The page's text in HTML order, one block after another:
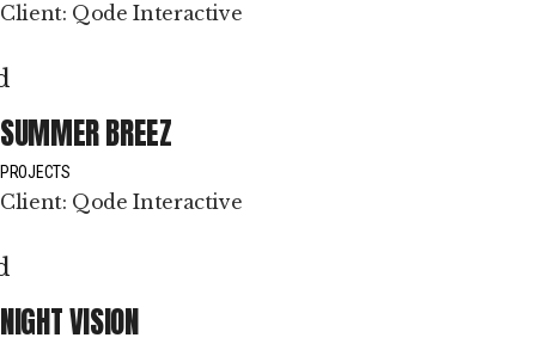
Client: Qode Interactive
SUMMER BREEZ
PROJECTS
Client: Qode Interactive
NIGHT VISION